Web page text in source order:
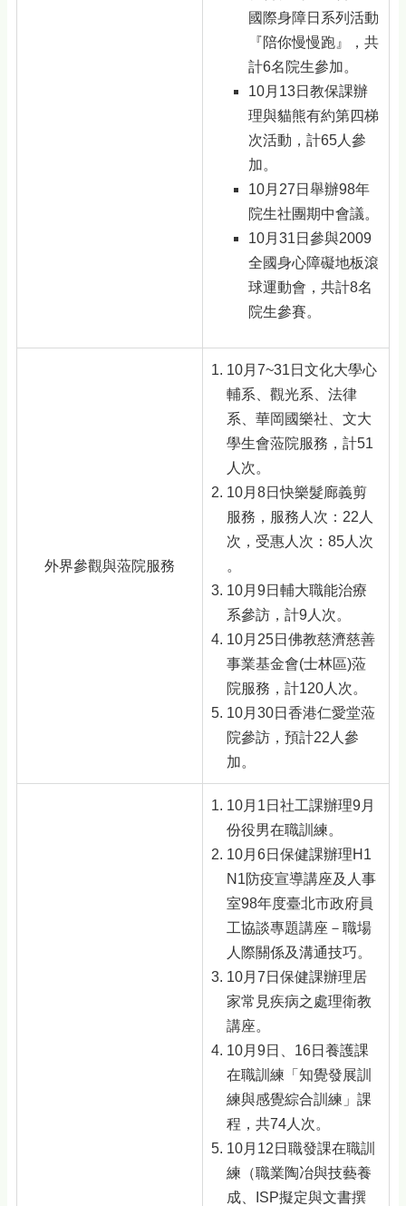
國際身障日系列活動
『陪你慢慢跑』，共
計6名院生參加。
10月13日教保課辦
理與貓熊有約第四梯
次活動，計65人參
加。
10月27日舉辦98年
院生社團期中會議。
10月31日參與2009
全國身心障礙地板滾
球運動會，共計8名
院生參賽。
外界參觀與蒞院服務
10月7~31日文化大學心
輔系、觀光系、法律
系、華岡國樂社、文大
學生會蒞院服務，計51
人次。
10月8日快樂髮廊義剪
服務，服務人次：22人
次，受惠人次：85人次
。
10月9日輔大職能治療
系參訪，計9人次。
10月25日佛教慈濟慈善
事業基金會(士林區)蒞
院服務，計120人次。
10月30日香港仁愛堂蒞
院參訪，預計22人參
加。
10月1日社工課辦理9月
份役男在職訓練。
10月6日保健課辦理H1
N1防疫宣導講座及人事
室98年度臺北市政府員
工協談專題講座－職場
人際關係及溝通技巧。
10月7日保健課辦理居
家常見疾病之處理衛教
講座。
10月9日、16日養護課
在職訓練「知覺發展訓
練與感覺綜合訓練」課
程，共74人次。
10月12日職發課在職訓
練（職業陶冶與技藝養
成、ISP擬定與文書撰